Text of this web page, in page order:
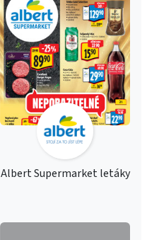
Albert Supermarket letáky